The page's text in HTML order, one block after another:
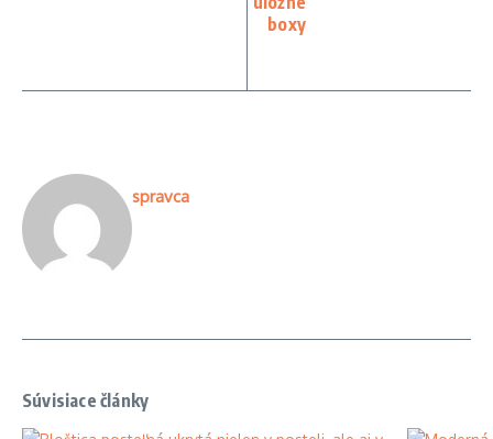
boxy
spravca
Súvisiace články